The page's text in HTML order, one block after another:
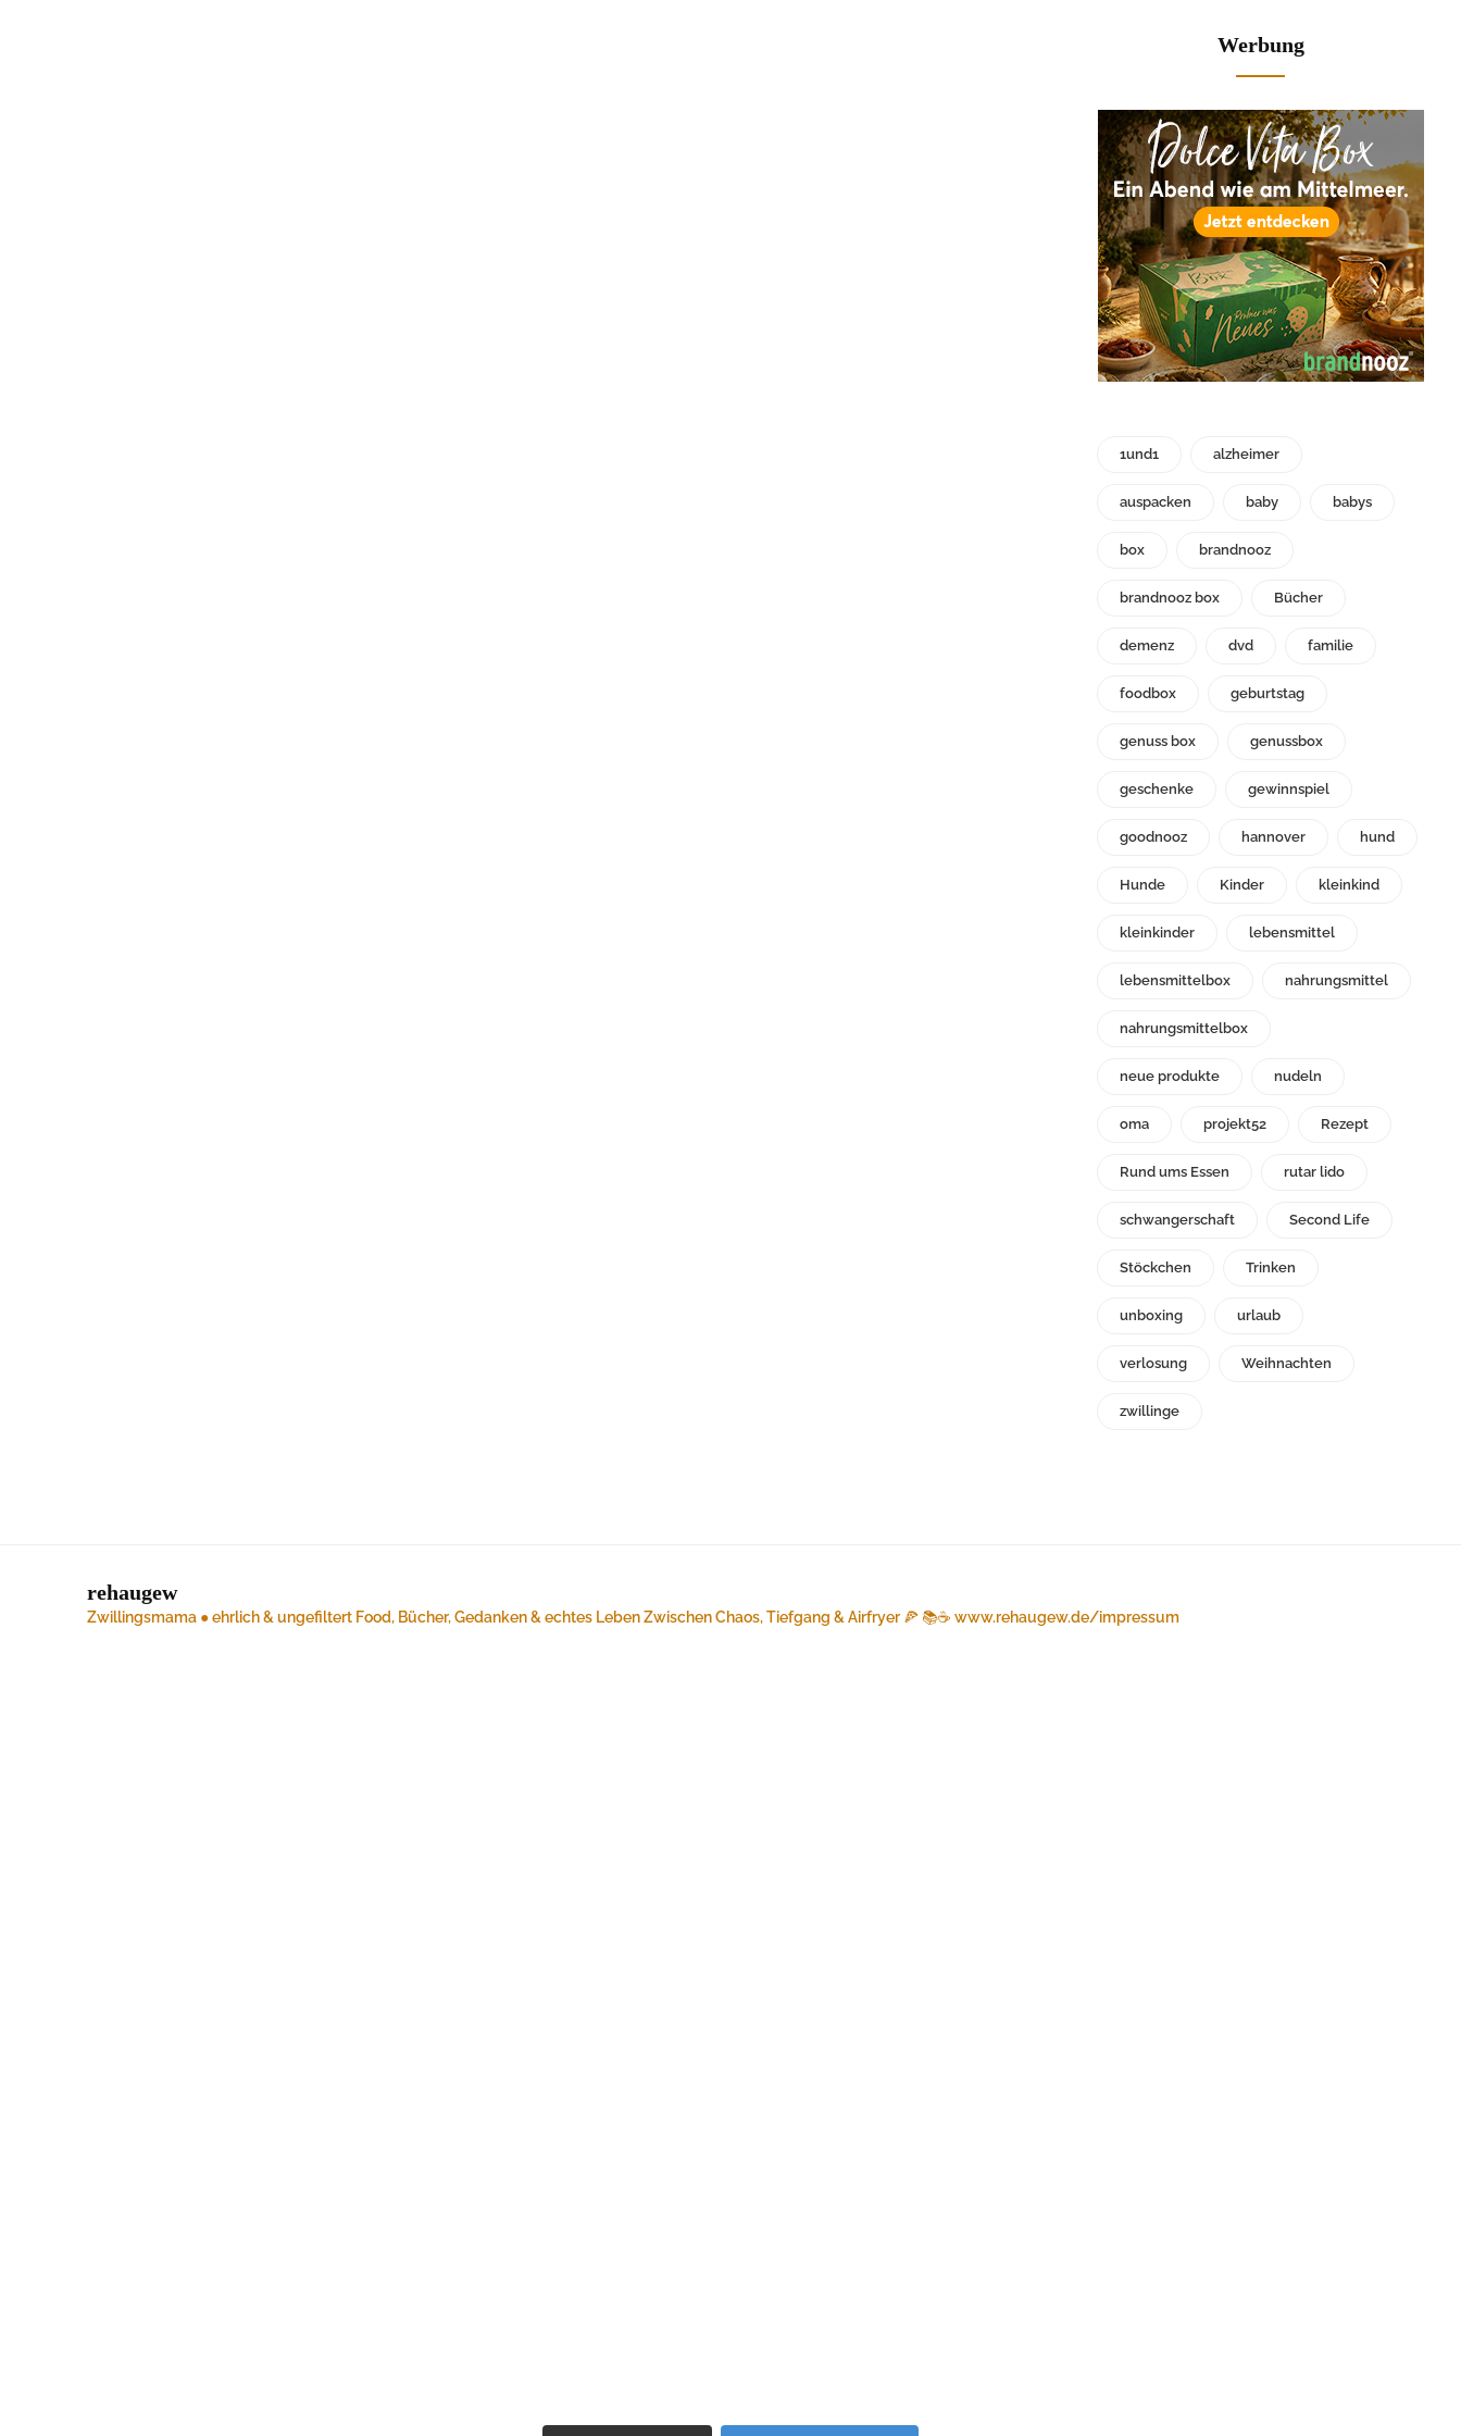
Werbung
1und1 alzheimer
auspacken baby babys
box brandnooz
brandnooz box Bücher
demenz dvd familie
foodbox geburtstag
genuss box genussbox
geschenke gewinnspiel
goodnooz hannover hund
Hunde Kinder kleinkind
kleinkinder lebensmittel
lebensmittelbox nahrungsmittel
nahrungsmittelbox
neue produkte nudeln
oma projekt52 Rezept
Rund ums Essen rutar lido
schwangerschaft Second Life
Stöckchen Trinken
unboxing urlaub
verlosung Weihnachten
zwillinge
rehaugew
Zwillingsmama ● ehrlich & ungefiltert Food, Bücher, Gedanken & echtes LebenZwischen Chaos, Tiefgang & Airfryer 🍕 📚☕️ www.rehaugew.de/impressum